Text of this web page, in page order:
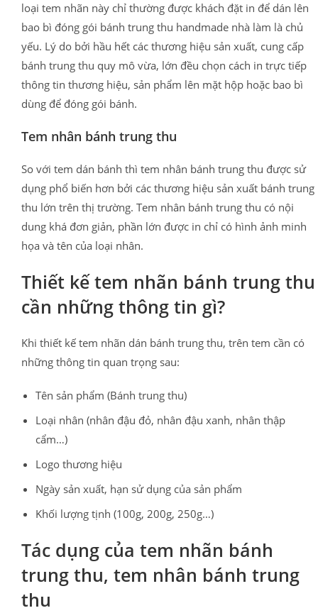
loại tem nhãn này chỉ thường được khách đặt in để dán lên
bao bì đóng gói bánh trung thu handmade nhà làm là chủ
yếu. Lý do bởi hầu hết các thương hiệu sản xuất, cung cấp
bánh trung thu quy mô vừa, lớn đều chọn cách in trực tiếp
thông tin thương hiệu, sản phẩm lên mặt hộp hoặc bao bì
dùng để đóng gói bánh.
Tem nhân bánh trung thu
So với tem dán bánh thì tem nhân bánh trung thu được sử
dụng phổ biến hơn bởi các thương hiệu sản xuất bánh trung
thu lớn trên thị trường. Tem nhân bánh trung thu có nội
dung khá đơn giản, phần lớn được in chỉ có hình ảnh minh
họa và tên của loại nhân.
Thiết kế tem nhãn bánh trung thu
cần những thông tin gì?
Khi thiết kế tem nhãn dán bánh trung thu, trên tem cần có
những thông tin quan trọng sau:
Tên sản phẩm (Bánh trung thu)
Loại nhân (nhân đậu đỏ, nhân đậu xanh, nhân thập
cẩm…)
Logo thương hiệu
Ngày sản xuất, hạn sử dụng của sản phẩm
Khối lượng tịnh (100g, 200g, 250g…)
Tác dụng của tem nhãn bánh
trung thu, tem nhân bánh trung
thu